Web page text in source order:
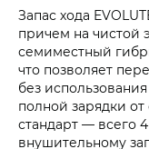
Запас хода
причем на чистой
семиместный
что позволяет
без
полной зарядки
стандарт — всего
внушительному